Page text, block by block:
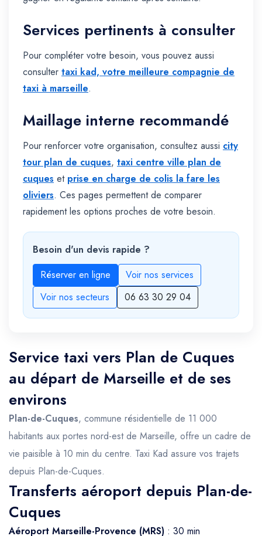
Services pertinents à consulter
Pour compléter votre besoin, vous pouvez aussi
consulter taxi kad, votre meilleure compagnie de
taxi à marseille.
Maillage interne recommandé
Pour renforcer votre organisation, consultez aussi city
tour plan de cuques, taxi centre ville plan de
cuques et prise en charge de colis la fare les
oliviers. Ces pages permettent de comparer
rapidement les options proches de votre besoin.
Besoin d'un devis rapide ?
Réserver en ligne
Voir nos services
Voir nos secteurs
06 63 30 29 04
Service taxi vers Plan de Cuques
au départ de Marseille et de ses
environs
Plan-de-Cuques, commune résidentielle de 11 000
habitants aux portes nord-est de Marseille, offre un cadre de
vie paisible à 10 min du centre. Taxi Kad assure vos trajets
depuis Plan-de-Cuques.
Transferts aéroport depuis Plan-de-
Cuques
Aéroport Marseille-Provence (MRS) : 30 min